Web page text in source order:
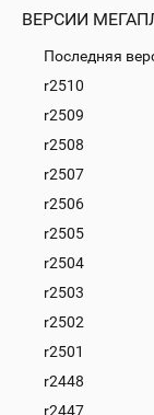
ВЕРСИИ
Последняя
r2510
r2509
r2508
r2507
r2506
r2505
r2504
r2503
r2502
r2501
r2448
r2447